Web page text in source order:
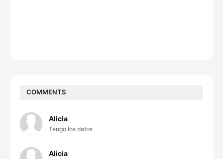
COMMENTS
Alicia
Tengo los datos
Alicia